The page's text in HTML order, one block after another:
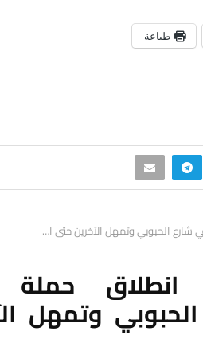
طباعة
شارع الحبوبي وتمهل الآخرين حتى ا…
انطلاق
وتمهل